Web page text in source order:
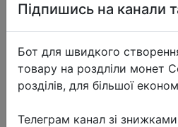
Підпишись на канали
Бот для швидкого
товару на роздліли монет
розділів, для більшої
Телеграм канал зі